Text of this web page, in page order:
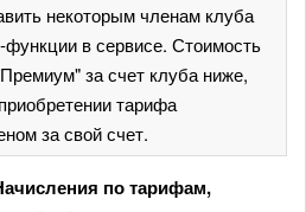
некоторым членам клуба
в сервисе. Стоимость
за счет клуба ниже,
тарифа
за свой счет.
по тарифам,